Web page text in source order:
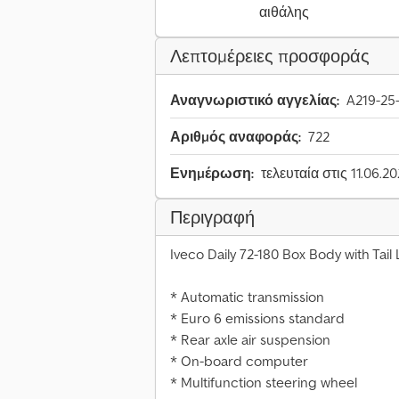
αιθάλης
Λεπτομέρειες προσφοράς
Αναγνωριστικό αγγελίας: A219-
Αριθμός αναφοράς: 722
Ενημέρωση: τελευταία στις
Περιγραφή
Iveco Daily 72-180 Box Body with Tail
* Automatic transmission
* Euro 6 emissions standard
* Rear axle air suspension
* On-board computer
* Multifunction steering wheel